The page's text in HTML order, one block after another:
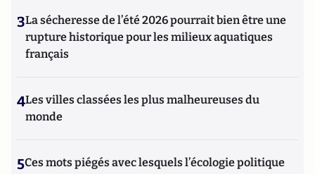
3La sécheresse de l’été 2026 pourrait bien être une
rupture historique pour les milieux aquatiques
français
4Les villes classées les plus malheureuses du
monde
5Ces mots piégés avec lesquels l’écologie politique